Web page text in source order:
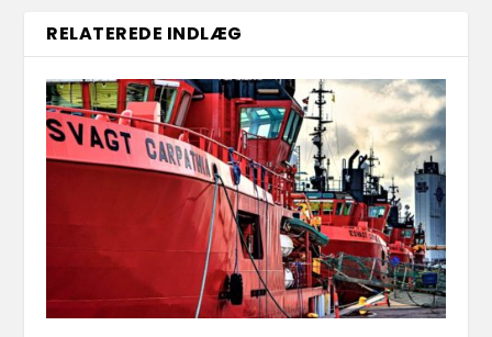
RELATEREDE INDLÆG